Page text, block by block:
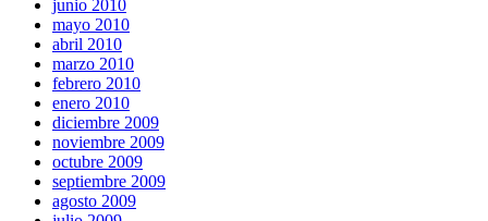
junio 2010
mayo 2010
abril 2010
marzo 2010
febrero 2010
enero 2010
diciembre 2009
noviembre 2009
octubre 2009
septiembre 2009
agosto 2009